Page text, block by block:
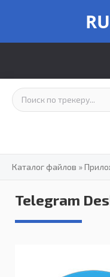
Каталог файлов »
Telegram